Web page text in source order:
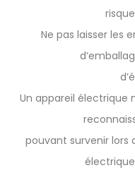
Ne pas laisser les
Un appareil électrique
pouvant survenir lors